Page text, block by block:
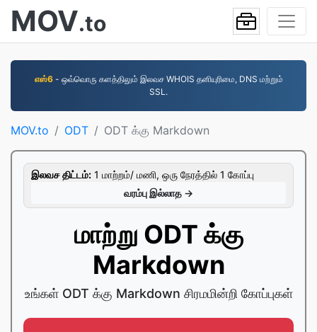
MOV.to
எஸ்6- ஒவ்வொரு களத்திலும் இலவச WHOIS தனியுரிமை, DNS மற்றும்
SSL.
MOV.to ODT ODT க்கு Markdown
இலவச திட்டம்: 1 மாற்றம்/ மணி, ஒரு நேரத்தில் 1 கோப்பு
வரம்பு இல்லாத →
மாற்று ODT க்கு
Markdown
உங்கள் ODT க்கு Markdown சிரமமின்றி கோப்புகள்